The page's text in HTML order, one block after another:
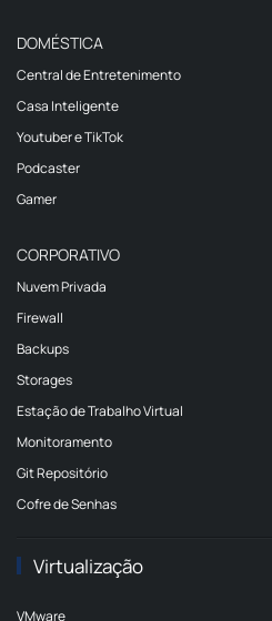
DOMÉSTICA
Central de Entretenimento
Casa Inteligente
Youtuber e TikTok
Podcaster
Gamer
CORPORATIVO
Nuvem Privada
Firewall
Backups
Storages
Estação de Trabalho Virtual
Monitoramento
Git Repositório
Cofre de Senhas
Virtualização
VMware